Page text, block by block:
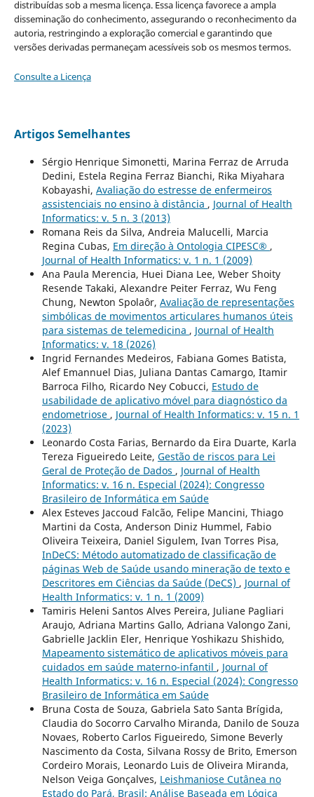
distribuídas sob a mesma licença. Essa licença favorece a ampla
disseminação do conhecimento, assegurando o reconhecimento da
autoria, restringindo a exploração comercial e garantindo que
versões derivadas permaneçam acessíveis sob os mesmos termos.
Consulte a Licença
Artigos Semelhantes
Sérgio Henrique Simonetti, Marina Ferraz de Arruda
Dedini, Estela Regina Ferraz Bianchi, Rika Miyahara
Kobayashi, Avaliação do estresse de enfermeiros
assistenciais no ensino à distância , Journal of Health
Informatics: v. 5 n. 3 (2013)
Romana Reis da Silva, Andreia Malucelli, Marcia
Regina Cubas, Em direção à Ontologia CIPESC® ,
Journal of Health Informatics: v. 1 n. 1 (2009)
Ana Paula Merencia, Huei Diana Lee, Weber Shoity
Resende Takaki, Alexandre Peiter Ferraz, Wu Feng
Chung, Newton Spolaôr, Avaliação de representações
simbólicas de movimentos articulares humanos úteis
para sistemas de telemedicina , Journal of Health
Informatics: v. 18 (2026)
Ingrid Fernandes Medeiros, Fabiana Gomes Batista,
Alef Emannuel Dias, Juliana Dantas Camargo, Itamir
Barroca Filho, Ricardo Ney Cobucci, Estudo de
usabilidade de aplicativo móvel para diagnóstico da
endometriose , Journal of Health Informatics: v. 15 n. 1
(2023)
Leonardo Costa Farias, Bernardo da Eira Duarte, Karla
Tereza Figueiredo Leite, Gestão de riscos para Lei
Geral de Proteção de Dados , Journal of Health
Informatics: v. 16 n. Especial (2024): Congresso
Brasileiro de Informática em Saúde
Alex Esteves Jaccoud Falcão, Felipe Mancini, Thiago
Martini da Costa, Anderson Diniz Hummel, Fabio
Oliveira Teixeira, Daniel Sigulem, Ivan Torres Pisa,
InDeCS: Método automatizado de classificação de
páginas Web de Saúde usando mineração de texto e
Descritores em Ciências da Saúde (DeCS) , Journal of
Health Informatics: v. 1 n. 1 (2009)
Tamiris Heleni Santos Alves Pereira, Juliane Pagliari
Araujo, Adriana Martins Gallo, Adriana Valongo Zani,
Gabrielle Jacklin Eler, Henrique Yoshikazu Shishido,
Mapeamento sistemático de aplicativos móveis para
cuidados em saúde materno-infantil , Journal of
Health Informatics: v. 16 n. Especial (2024): Congresso
Brasileiro de Informática em Saúde
Bruna Costa de Souza, Gabriela Sato Santa Brígida,
Claudia do Socorro Carvalho Miranda, Danilo de Souza
Novaes, Roberto Carlos Figueiredo, Simone Beverly
Nascimento da Costa, Silvana Rossy de Brito, Emerson
Cordeiro Morais, Leonardo Luis de Oliveira Miranda,
Nelson Veiga Gonçalves, Leishmaniose Cutânea no
Estado do Pará, Brasil: Análise Baseada em Lógica